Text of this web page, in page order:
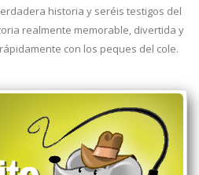
historia y seréis testigos del
realmente memorable, divertida y
con los peques del cole.